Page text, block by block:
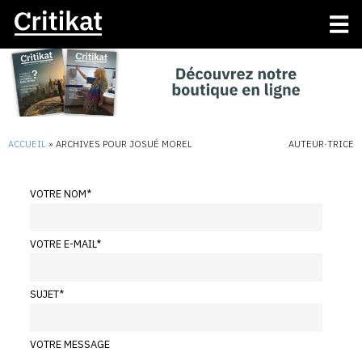
ACCUEIL » ARCHIVES POUR JOSUÉ MOREL AUTEUR·TRICE
VOTRE NOM*
VOTRE E-MAIL*
SUJET*
VOTRE MESSAGE